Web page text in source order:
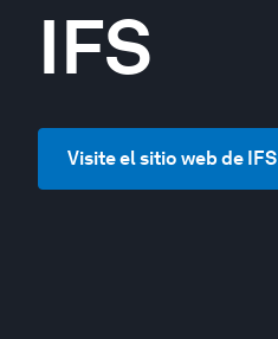
IFS
Visite el sitio web de IFS